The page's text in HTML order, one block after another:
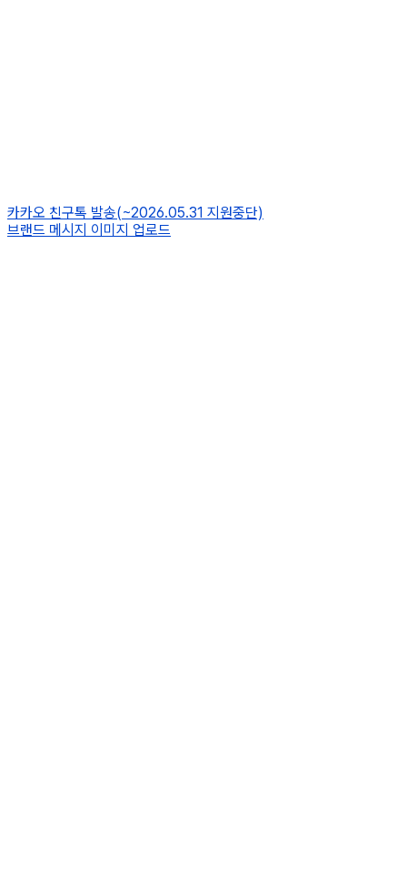
카카오 친구톡 발송(~2026.05.31 지원중단)
브랜드 메시지 이미지 업로드